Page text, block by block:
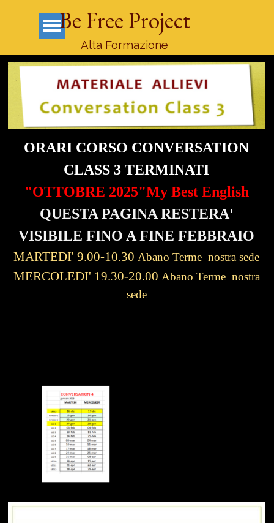
Salta menù
Alta Formazione
Be Free Project
ORARI CORSO CONVERSATION
CLASS 3 TERMINATI
"OTTOBRE 2025"My Best English
QUESTA PAGINA RESTERA'
VISIBILE FINO A FINE FEBBRAIO
MARTEDI' 9.00-10.30 Abano Terme nostra sede
MERCOLEDI' 19.30-20.00 Abano Terme nostra
sede